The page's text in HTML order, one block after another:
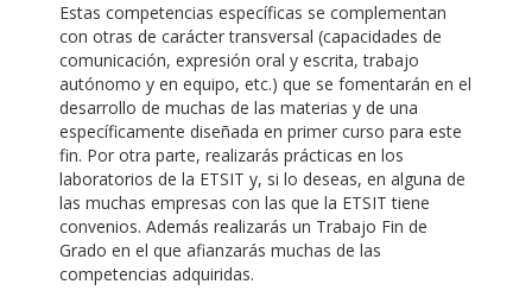
Estas competencias específicas se complementan
con otras de carácter transversal (capacidades de
comunicación, expresión oral y escrita, trabajo
autónomo y en equipo, etc.) que se fomentarán en el
desarrollo de muchas de las materias y de una
específicamente diseñada en primer curso para este
fin. Por otra parte, realizarás prácticas en los
laboratorios de la ETSIT y, si lo deseas, en alguna de
las muchas empresas con las que la ETSIT tiene
convenios. Además realizarás un Trabajo Fin de
Grado en el que afianzarás muchas de las
competencias adquiridas.